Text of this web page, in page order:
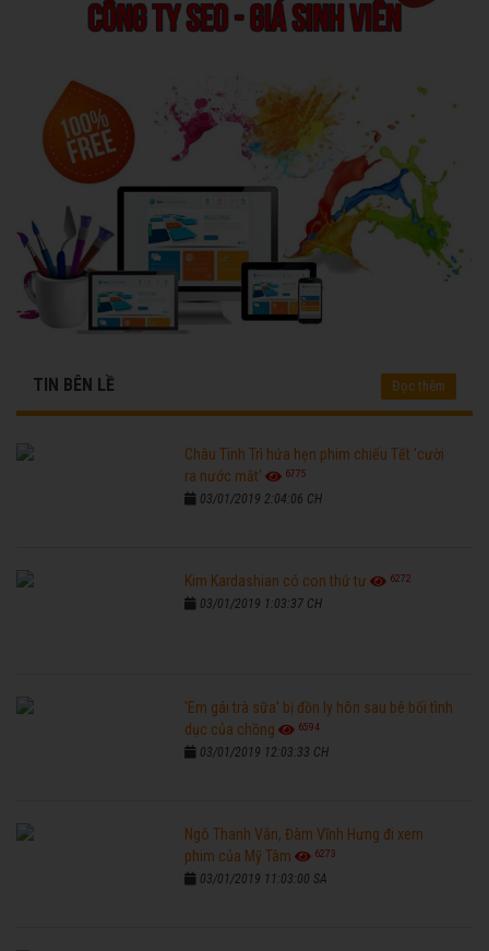
TIN BÊN LỀ Đọc thêm
Châu Tinh Trì hứa hẹn phim chiếu Tết 'cười
ra nước mắt'
6775
03/01/2019 2:04:06 CH
Kim Kardashian có con thứ tư 6272
03/01/2019 1:03:37 CH
'Em gái trà sữa' bị đồn ly hôn sau bê bối tình
dục của chồng
6594
03/01/2019 12:03:33 CH
Ngô Thanh Vân, Đàm Vĩnh Hưng đi xem
phim của Mỹ Tâm
6273
03/01/2019 11:03:00 SA